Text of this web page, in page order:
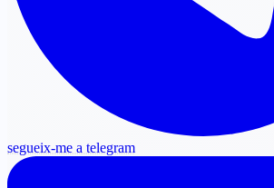
segueix-me a telegram